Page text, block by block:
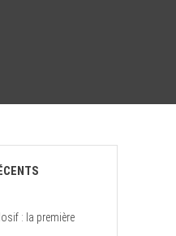
: la première